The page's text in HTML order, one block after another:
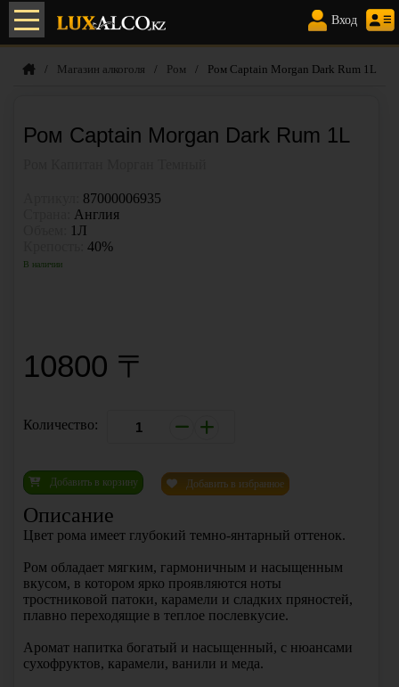
Элитный алкоголь с доставкой по Алматы
Вход
/ Магазин алкоголя / Ром / Ром Captain Morgan Dark Rum 1L
Ром Captain Morgan Dark Rum 1L
87000006935
Англия
1Л
40%
В наличии
10800 〒
Количество:
Добавить в корзину Добавить в избранное
Описание
Цвет рома имеет глубокий темно-янтарный оттенок.
Ром обладает мягким, гармоничным и насыщенным
вкусом, в котором ярко проявляются ноты
тростниковой патоки, карамели и сладких пряностей,
плавно переходящие в теплое послевкусие.
Аромат напитка богатый и насыщенный, с нюансами
сухофруктов, карамели, ванили и меда.